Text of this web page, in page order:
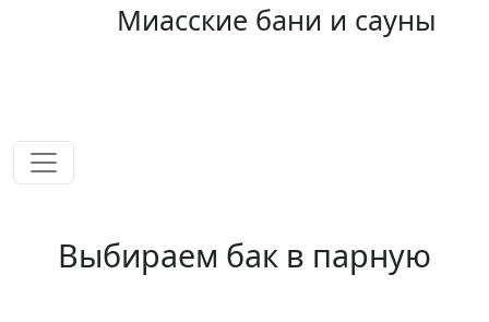
Миасские бани и сауны
Выбираем бак в парную